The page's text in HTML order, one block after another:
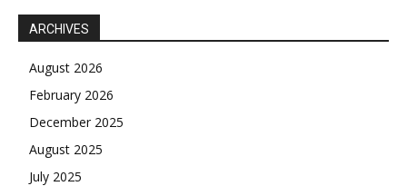
ARCHIVES
August 2026
February 2026
December 2025
August 2025
July 2025